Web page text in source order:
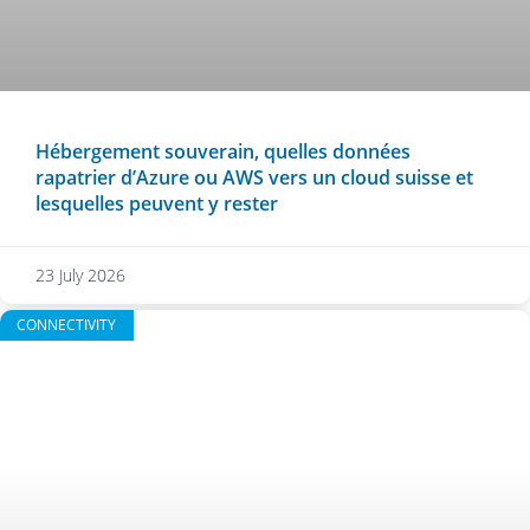
Hébergement souverain, quelles données
rapatrier d’Azure ou AWS vers un cloud suisse et
lesquelles peuvent y rester
23 July 2026
CONNECTIVITY